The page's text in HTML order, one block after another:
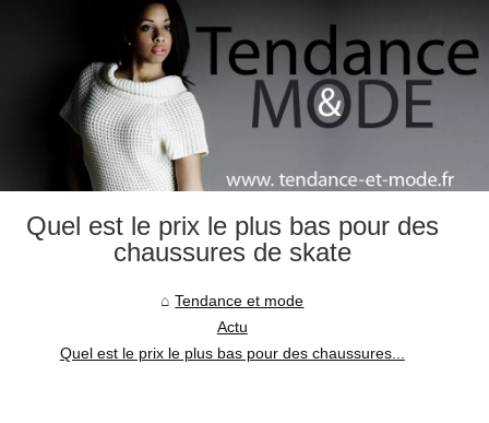
Quel est le prix le plus bas pour des
chaussures de skate
Tendance et mode
Actu
Quel est le prix le plus bas pour des chaussures...